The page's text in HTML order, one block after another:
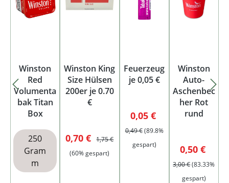
Winston
Red
Volumenta
bak Titan
Box
250
Gram
m
Winston King
Size Hülsen
200er je 0.70
€
Verkaufspreis:
0,70 € Regulärer Preis:
1,75 €
(60% gespart)
Feuerzeug
je 0,05 €
Verkaufspreis:
0,05 €
Regulärer Preis:
0,49 €(89.8%
gespart)
Winston
Auto-
Aschenbec
her Rot
rund
0,50 €
3,00 €(83.33%
gespart)